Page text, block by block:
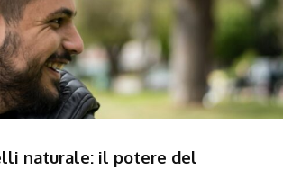
naturale: il potere del